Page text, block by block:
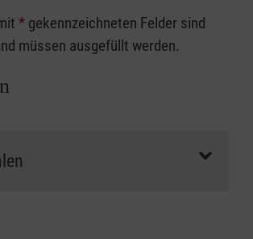
* gekennzeichneten Felder sind
müssen ausgefüllt werden.